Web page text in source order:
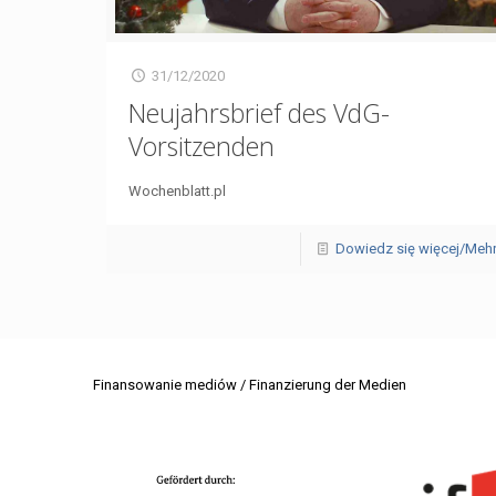
31/12/2020
Neujahrsbrief des VdG-
Vorsitzenden
Wochenblatt.pl
Dowiedz się więcej/
Finansowanie mediów / Finanzierung der Medien